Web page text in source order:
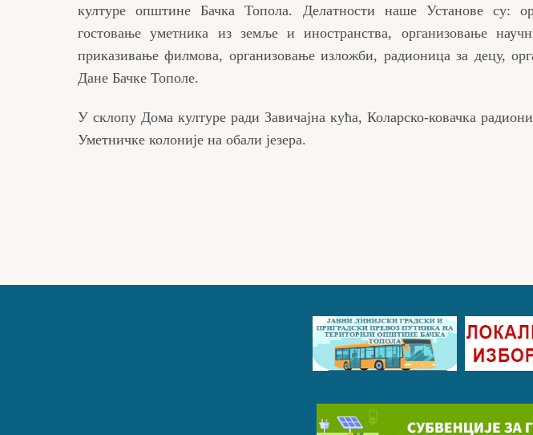
културе општине Бачка Топола. Делатности наше Установе су:
гостовање уметника из земље и иностранства, организовање
приказивање филмова, организовање изложби, радионица за децу,
Дане Бачке Тополе.
У склопу Дома културе ради Завичајна кућа, Коларско-ковачка
Уметничке колоније на обали језера.